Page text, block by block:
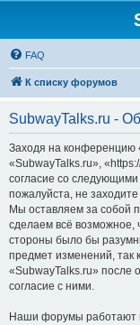
FAQ
К списку форумов
SubwayTalks.ru -
Заходя на конференцию
«SubwayTalks.ru»,
согласие со
пожалуйста, не
Мы оставляем за собой
сделаем всё возможное,
стороны было бы
предмет изменений, так
«SubwayTalks.ru» после
согласие с ними.
Наши форумы работают